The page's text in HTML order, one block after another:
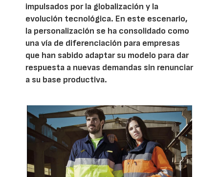
impulsados por la globalización y la
evolución tecnológica. En este escenario,
la personalización se ha consolidado como
una vía de diferenciación para empresas
que han sabido adaptar su modelo para dar
respuesta a nuevas demandas sin renunciar
a su base productiva.